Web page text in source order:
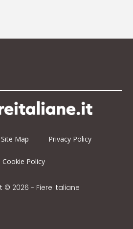
Site Map Privacy Policy
Cookie Policy
© 2026 - Fiere Italiane